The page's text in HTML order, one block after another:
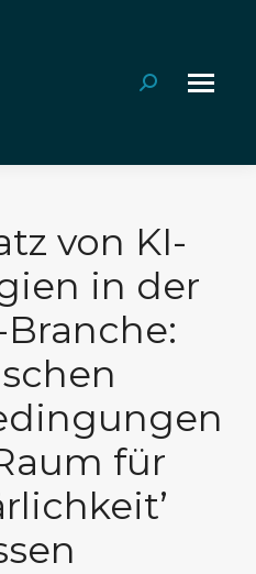
Search:
von KI-
in der
für